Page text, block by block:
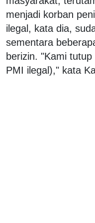
menjadi korban
ilegal, kata dia,
sementara
berizin. "Kami
PMI ilegal)," kata